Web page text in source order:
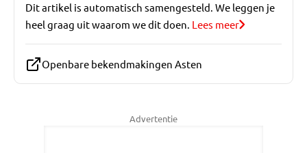
Dit artikel is automatisch samengesteld. We leggen je
heel graag uit waarom we dit doen. Lees meer
Openbare bekendmakingen Asten
Advertentie